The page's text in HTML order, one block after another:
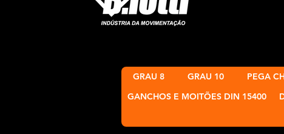
GRAU 8 GRAU 10 PEGA
GANCHOS E MOITÕES DIN 15400